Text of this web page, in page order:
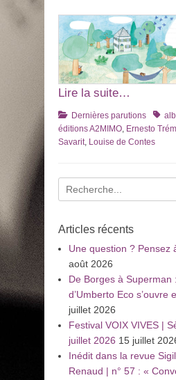
Lire la suite…
Catégories
Dernières parutions Tags
éditions A2MIMO, Ernesto
Savarit, Louise de Contes
Recherche
pour
Articles récents
Une question ? Pensez
août 2026
De Borges à Superman
d’Umberto Eco s’ouvre
juillet 2026
Festival VOIX VIVES |
juillet 2026 15 juillet
Inédit dans la revue
Renaud | n° 57 : «